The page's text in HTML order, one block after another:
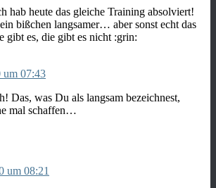
hab heute das gleiche Training absolviert!
bißchen langsamer… aber sonst echt das
gibt es, die gibt es nicht :grin:
um 07:43
Das, was Du als langsam bezeichnest,
mal schaffen…
um 08:21